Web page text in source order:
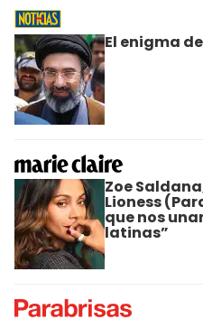
El enigma
Zoe
Lioness
que nos
latinas”